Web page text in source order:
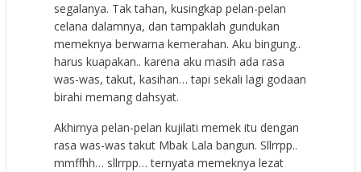
segalanya. Tak tahan, kusingkap pelan-pelan
celana dalamnya, dan tampaklah gundukan
memeknya berwarna kemerahan. Aku bingung..
harus kuapakan.. karena aku masih ada rasa
was-was, takut, kasihan… tapi sekali lagi godaan
birahi memang dahsyat.
Akhirnya pelan-pelan kujilati memek itu dengan
rasa was-was takut Mbak Lala bangun. Sllrrpp..
mmffhh… sllrrpp… ternyata memeknya lezat